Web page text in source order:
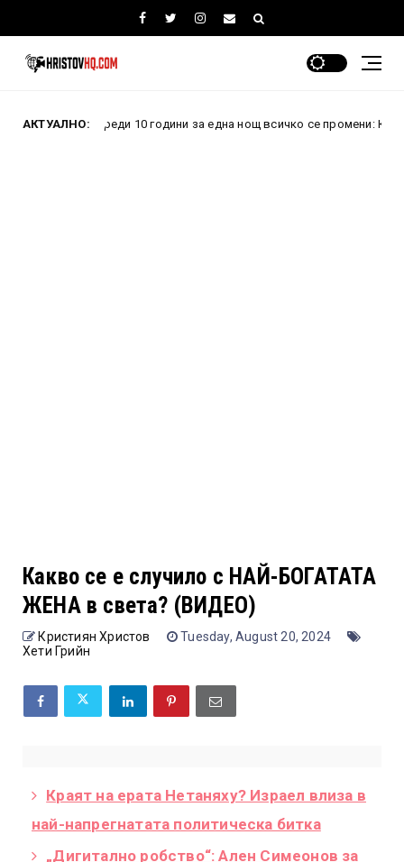
АКТУАЛНО:
Преди 10 години за една нощ всичко се промени: Как
Какво се е случило с НАЙ-БОГАТАТА
ЖЕНА в света? (ВИДЕО)
Кристиян Христов
Tuesday, August 20, 2024
Хети Грийн
Краят на ерата Нетаняху? Израел влиза в
най-напрегнатата политическа битка
„Дигитално робство“: Ален Симеонов за